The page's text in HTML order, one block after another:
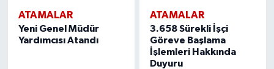
ATAMALAR
Yeni Genel Müdür
Yardımcısı Atandı
ATAMALAR
3.658 Sürekli İşçi
Göreve Başlama
İşlemleri Hakkında
Duyuru